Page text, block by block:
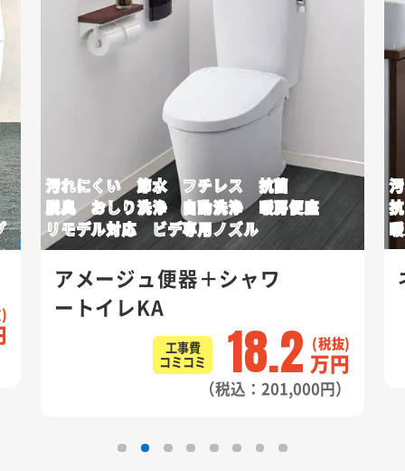
汚れにくい 節水 フチレス 抗菌
脱臭 おしり洗浄 自動洗浄 暖房便座
リモデル対応 ビデ専用ノズル
アメージュ便器＋シャワ
ートイレKA
工事費
コミコミ
18.2万円
（税込：201,000円）
汚
抗
暖